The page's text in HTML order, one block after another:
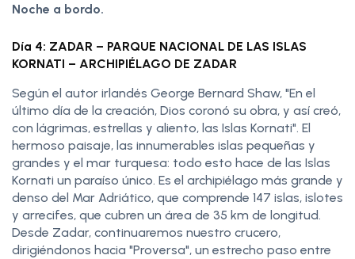
Noche a bordo.
Día 4: ZADAR – PARQUE NACIONAL DE LAS ISLAS
KORNATI – ARCHIPIÉLAGO DE ZADAR
Según el autor irlandés George Bernard Shaw, "En el
último día de la creación, Dios coronó su obra, y así creó,
con lágrimas, estrellas y aliento, las Islas Kornati". El
hermoso paisaje, las innumerables islas pequeñas y
grandes y el mar turquesa: todo esto hace de las Islas
Kornati un paraíso único. Es el archipiélago más grande y
denso del Mar Adriático, que comprende 147 islas, islotes
y arrecifes, que cubren un área de 35 km de longitud.
Desde Zadar, continuaremos nuestro crucero,
dirigiéndonos hacia "Proversa", un estrecho paso entre